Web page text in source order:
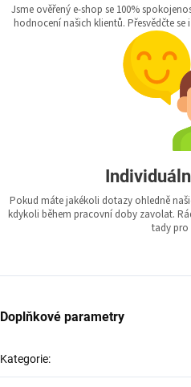
Jsme ověřený e-shop se 100%
hodnocení našich klientů. Přesvědčte
Pokud máte jakékoli dotazy ohledně
kdykoli během pracovní doby zavolat.
tady pro
Doplňkové parametry
Kategorie: